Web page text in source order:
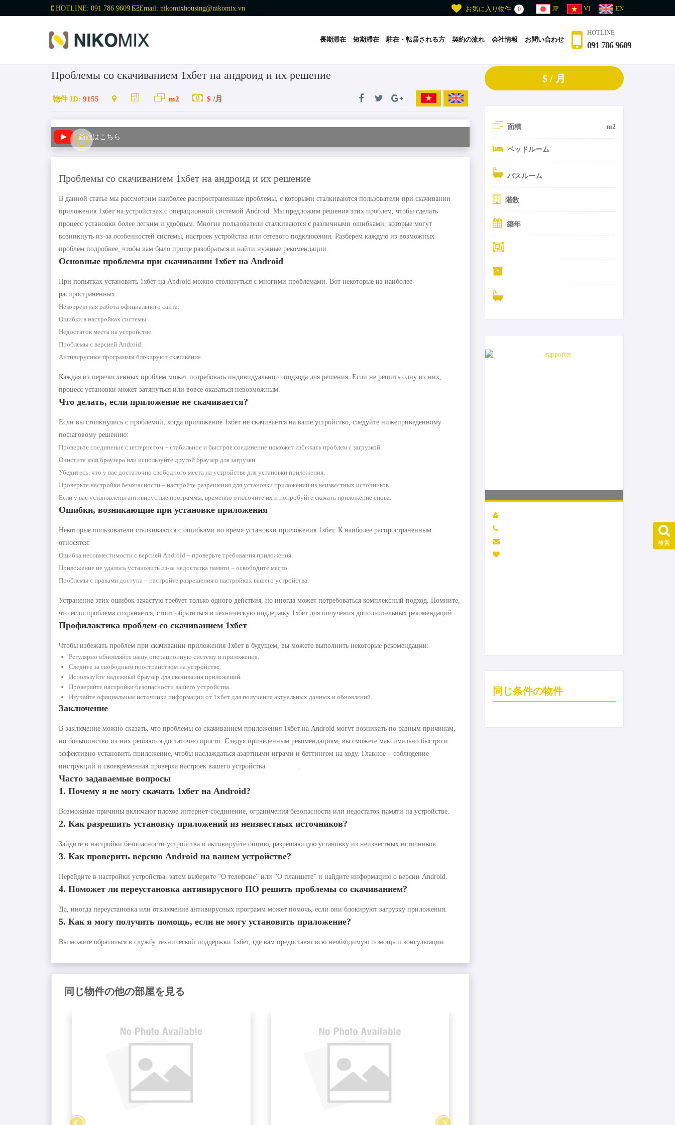
HOTLINE: 091 786 9609 Email: nikomixhousing@nikomix.vn お気に入り物件 0 JP VI EN
HOTLINE
091 786 9609
長期滞在 短期滞在 駐在・転居される方 契約の流れ 会社情報 お問い合わせ
Проблемы со скачиванием 1хбет на андроид и их решение
物件 ID: 9155 m2 $ /月
動画はこちら
Проблемы со скачиванием 1хбет на андроид и их решение
В данной статье мы рассмотрим наиболее распространенные проблемы, с которыми сталкиваются пользователи при скачивании
приложения 1хбет на устройствах с операционной системой Android. Мы предложим решения этих проблем, чтобы сделать
процесс установки более легким и удобным. Многие пользователи сталкиваются с различными ошибками, которые могут
возникнуть из-за особенностей системы, настроек устройства или сетевого подключения. Разберем каждую из возможных
проблем подробнее, чтобы вам было проще разобраться и найти нужные рекомендации.
Основные проблемы при скачивании 1хбет на Android
При попытках установить 1хбет на Android можно столкнуться с многими проблемами. Вот некоторые из наиболее
распространенных:
Некорректная работа официального сайта.
Ошибки в настройках системы.
Недостаток места на устройстве.
Проблемы с версией Android.
Антивирусные программы блокируют скачивание.
Каждая из перечисленных проблем может потребовать индивидуального подхода для решения. Если не решить одну из них,
процесс установки может затянуться или вовсе оказаться невозможным.
Что делать, если приложение не скачивается?
Если вы столкнулись с проблемой, когда приложение 1хбет не скачивается на ваше устройство, следуйте нижеприведенному
пошаговому решению:
Проверьте соединение с интернетом – стабильное и быстрое соединение поможет избежать проблем с загрузкой.
Очистите кэш браузера или используйте другой браузер для загрузки.
Убедитесь, что у вас достаточно свободного места на устройстве для установки приложения.
Проверьте настройки безопасности – настройте разрешения для установки приложений из неизвестных источников.
Если у вас установлены антивирусные программы, временно отключите их и попробуйте скачать приложение снова.
Ошибки, возникающие при установке приложения
Некоторые пользователи сталкиваются с ошибками во время установки приложения 1хбет. К наиболее распространенным
относятся:
Ошибка несовместимости с версией Android – проверьте требования приложения.
Приложение не удалось установить из-за недостатка памяти – освободите место.
Проблемы с правами доступа – настройте разрешения в настройках вашего устройства.
Устранение этих ошибок зачастую требует только одного действия, но иногда может потребоваться комплексный подход. Помните,
что если проблема сохраняется, стоит обратиться в техническую поддержку 1хбет для получения дополнительных рекомендаций.
Профилактика проблем со скачиванием 1хбет
Чтобы избежать проблем при скачивании приложения 1хбет в будущем, вы можете выполнить некоторые рекомендации:
Регулярно обновляйте вашу операционную систему и приложения.
Следите за свободным пространством на устройстве.
Используйте надежный браузер для скачивания приложений.
Проверяйте настройки безопасности вашего устройства.
Изучайте официальные источники информации от 1хбет для получения актуальных данных и обновлений.
Заключение
В заключение можно сказать, что проблемы со скачиванием приложения 1хбет на Android могут возникать по разным причинам,
но большинство из них решаются достаточно просто. Следуя приведенным рекомендациям, вы сможете максимально быстро и
эффективно установить приложение, чтобы наслаждаться азартными играми и беттингом на ходу. Главное – соблюдение
инструкций и своевременная проверка настроек вашего устройства
.
Часто задаваемые вопросы
1. Почему я не могу скачать 1хбет на Android?
Возможные причины включают плохое интернет-соединение, ограничения безопасности или недостаток памяти на устройстве.
2. Как разрешить установку приложений из неизвестных источников?
Зайдите в настройки безопасности устройства и активируйте опцию, разрешающую установку из неизвестных источников.
3. Как проверить версию Android на вашем устройстве?
Перейдите в настройки устройства, затем выберите “О телефоне” или “О планшете” и найдите информацию о версии Android.
4. Поможет ли переустановка антивирусного ПО решить проблемы со скачиванием?
Да, иногда переустановка или отключение антивирусных программ может помочь, если они блокируют загрузку приложения.
5. Как я могу получить помощь, если не могу установить приложение?
Вы можете обратиться в службу технической поддержки 1хбет, где вам предоставят всю необходимую помощь и консультации.
同じ物件の他の部屋を見る
$ / 月
面積 m2
ベッドルーム
バスルーム
階数
築年
同じ条件の物件
検索